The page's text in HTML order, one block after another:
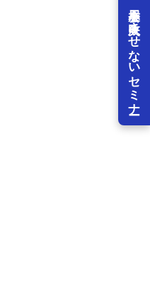
展示会を失敗させないセミナー